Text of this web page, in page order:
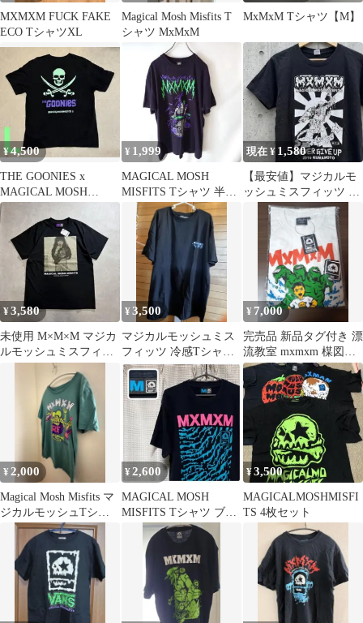
MXMXM FUCK FAKE
ECO TシャツXL
Magical Mosh Misfits T
シャツ MxMxM
MxMxM Tシャツ【M】
¥4,500
THE GOONIES x
MAGICAL MOSH
PIRATES 黒 L
¥ 1,999
MAGICAL MOSH
MISFITS Tシャツ 半袖
ブラック 黒 L
現在 ¥ 1,580
【最安値】マジカルモ
ッシュミスフィッツ 熊
本復興支援 Tシャツ M
MxMxM
¥3,580
未使用 M×M×M マジカ
ルモッシュミスフィッ
ツ Ayamo コラボ Tシャ
¥3,500
マジカルモッシュミス
フィッツ 冷感Tシャツ
2026 XXL ブラック
¥ 7,000
完売品 新品タグ付き 漂
流教室 mxmxm 楳図か
ずお Tシャツ L 白
¥ 2,000
Magical Mosh Misfits マ
ジカルモッシュTシャ
ツ カットソー
¥2,600
MAGICAL MOSH
MISFITS Tシャツ ブラ
¥3,500
MAGICALMOSHMISFI
TS 4枚セット